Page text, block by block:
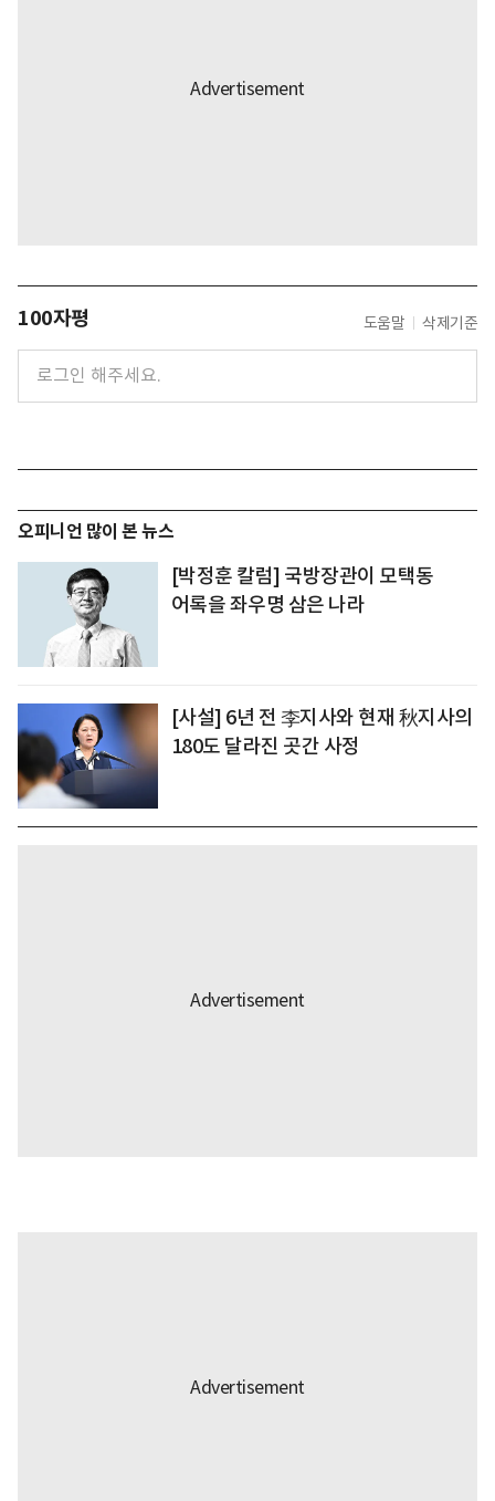
100자평 도움말 삭제기준
오피니언 많이 본 뉴스
[박정훈 칼럼] 국방장관이 모택동
어록을 좌우명 삼은 나라
[사설] 6년 전 李지사와 현재 秋지사의
180도 달라진 곳간 사정